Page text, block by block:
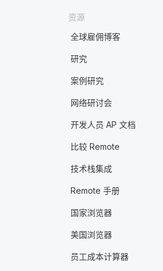
资源
全球雇佣博客
研究
案例研究
网络研讨会
开发人员 AP 文档
比较 Remote
技术栈集成
Remote 手册
国家浏览器
美国浏览器
员工成本计算器